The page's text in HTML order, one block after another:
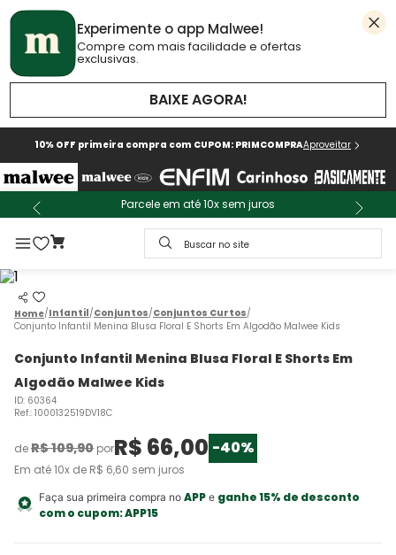
Experimente o app Malwee!
Compre com mais facilidade e ofertas
exclusivas.
BAIXE AGORA!
10% OFF primeira compra com CUPOM: PRIMCOMPRAAproveitar
Parcele em até 10x sem juros
Buscar no site
Infantil Conjuntos Conjuntos Curtos
Conjunto Infantil Menina Blusa Floral E Shorts Em Algodão Malwee Kids
Conjunto Infantil Menina Blusa Floral E Shorts Em
Algodão Malwee Kids
ID: 60364
Ref.: 1000132519DV18C
deR$109,90 porR$ 66,00 -40%
Em até10x de R$ 6,60 sem juros
Faça sua primeira compra no APPe ganhe 15% de desconto
com o cupom:APP15